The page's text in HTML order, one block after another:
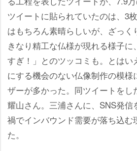
ツイートに貼られていたのは、3
はもちろん素晴らしいが、ざっく
きなり精工な仏様が現れる様子に
すぎ！」とのツッコミも。とはい
にする機会のない仏像制作の模様
ザーが多かった。同ツイートをし
耀山さん。三浦さんに、SNS発信
禍でインバウンド需要が落ち込む
た。